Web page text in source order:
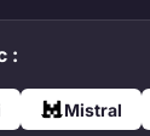
:
Mistral